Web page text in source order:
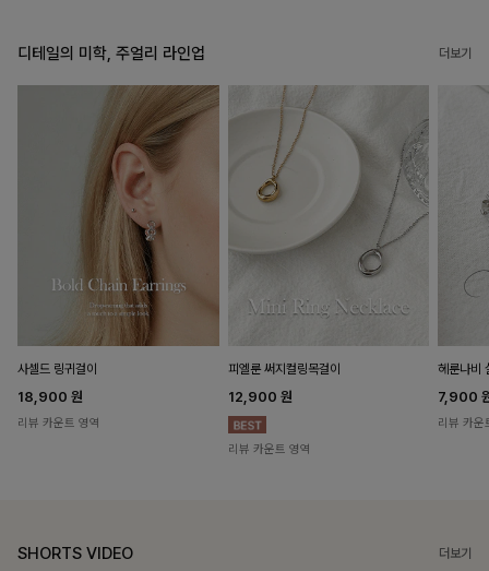
디테일의 미학, 주얼리 라인업 더보기
사셀드 링귀걸이
18,900 원
리뷰 카운트 영역
피엘룬 써지컬링목걸이
12,900 원
리뷰 카운트 영역
헤룬나비
7,900
리뷰 카운
SHORTS VIDEO 더보기